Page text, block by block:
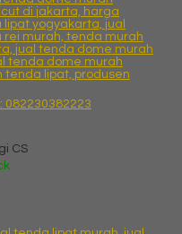
082230382223
CS